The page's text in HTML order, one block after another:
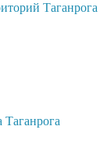
Таганрога
Таганрога